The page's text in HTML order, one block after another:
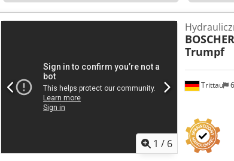
1 / 6
Trittau
Trumpf